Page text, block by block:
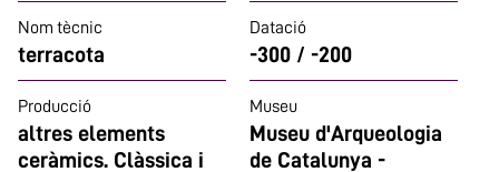
Nom tècnic
terracota
Datació
-300 / -200
Producció
altres elements
ceràmics. Clàssica i
Museu
Museu d'Arqueologia
de Catalunya -